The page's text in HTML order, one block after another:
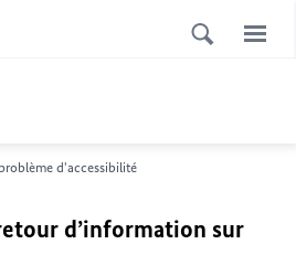
d'accessibilité
d’information sur